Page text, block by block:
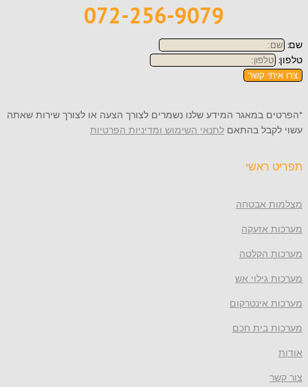
072-256-9079
קשר
במאגר המידע שלנו נשמרים לצורך הצעה או לצורך שירות שאתה
בהתאם לתנאי השימוש ומדיניות הפרטיות
ראשי
אבטחה
אזעקה
הקלטה
אש
אינטרקום
בית חכם